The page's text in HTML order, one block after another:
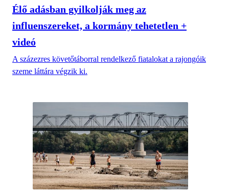
Élő adásban gyilkolják meg az
influenszereket, a kormány tehetetlen +
videó
A százezres követőtáborral rendelkező fiatalokat a rajongóik
szeme láttára végzik ki.